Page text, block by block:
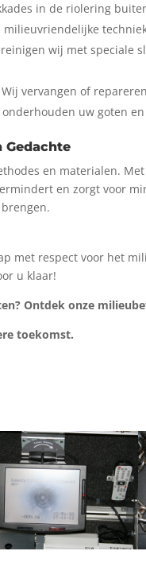
in de riolering
wij met speciale
vervangen of
uw goten
Gedachte
en materialen.
en zorgt voor
met respect voor het
u klaar!
Ontdek onze
toekomst.